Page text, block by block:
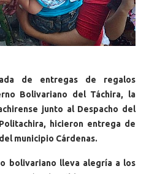
de entregas de regalos
Bolivariano del Táchira, la
junto al Despacho del
hicieron entrega de
municipio Cárdenas.
bolivariano lleva alegría a los